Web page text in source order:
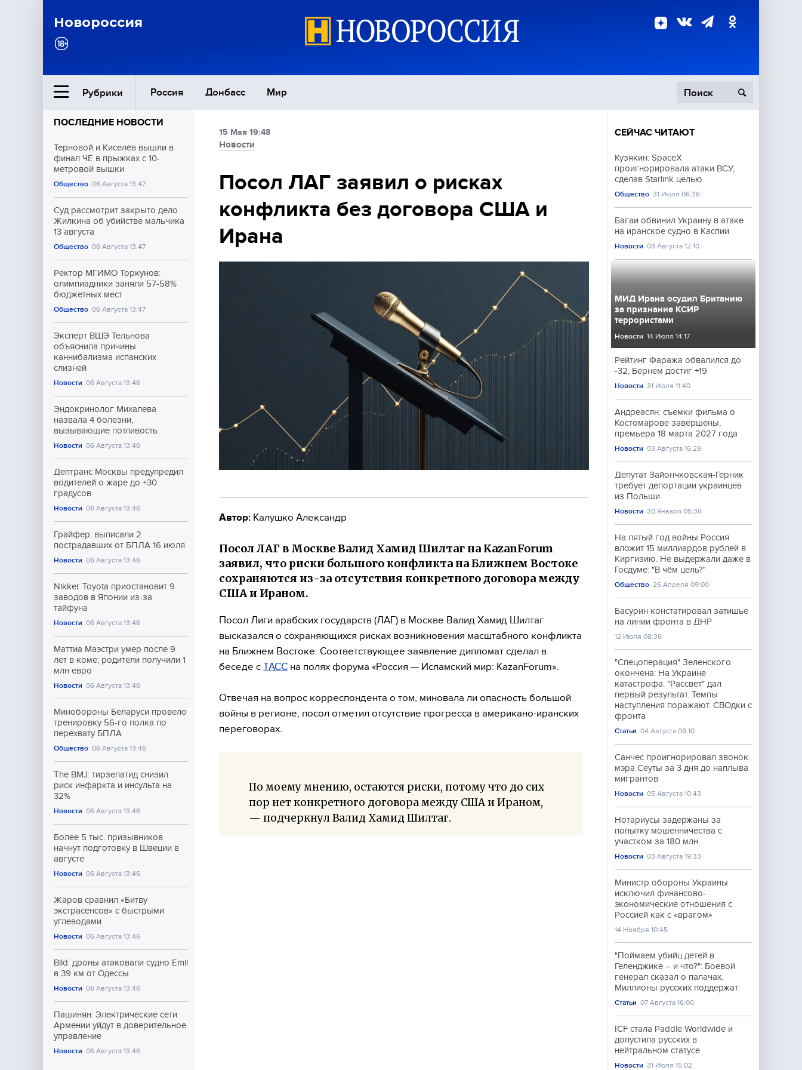
Новороссия
Рубрики Россия Донбасс Мир
Ближний Восток
Общество
Экономика
Происшествия
Культура
Спорт
ПОСЛЕДНИЕ НОВОСТИ
Терновой и Киселёв вышли в
финал ЧЕ в прыжках с 10-
метровой вышки
Общество 06 Августа 13:47
Суд рассмотрит закрыто дело
Жилкина об убийстве мальчика
13 августа
Общество 06 Августа 13:47
Ректор МГИМО Торкунов:
олимпиадники заняли 57-58%
бюджетных мест
Общество 06 Августа 13:47
Эксперт ВШЭ Тельнова
объяснила причины
каннибализма испанских
слизней
Новости 06 Августа 13:46
Эндокринолог Михалева
назвала 4 болезни,
вызывающие потливость
Новости 06 Августа 13:46
Дептранс Москвы предупредил
водителей о жаре до +30
градусов
Новости 06 Августа 13:46
Грайфер: выписали 2
пострадавших от БПЛА 16 июля
Новости 06 Августа 13:46
Nikkei: Toyota приостановит 9
заводов в Японии из-за
тайфуна
Новости 06 Августа 13:46
Маттиа Маэстри умер после 9
лет в коме; родители получили 1
млн евро
Новости 06 Августа 13:46
Минобороны Беларуси провело
тренировку 56-го полка по
перехвату БПЛА
Общество 06 Августа 13:46
The BMJ: тирзепатид снизил
риск инфаркта и инсульта на
32%
Новости 06 Августа 13:46
Более 5 тыс. призывников
начнут подготовку в Швеции в
августе
Новости 06 Августа 13:46
Жаров сравнил «Битву
экстрасенсов» с быстрыми
углеводами
Новости 06 Августа 13:46
Bild: дроны атаковали судно Emil
в 39 км от Одессы
Новости 06 Августа 13:46
Пашинян: Электрические сети
Армении уйдут в доверительное
управление
Новости 06 Августа 13:46
15 Мая 19:48
Новости
Посол ЛАГ заявил о рисках
конфликта без договора США и
Ирана
Автор: Калушко Александр
Посол ЛАГ в Москве Валид Хамид Шилтаг на KazanForum
заявил, что риски большого конфликта на Ближнем Востоке
сохраняются из-за отсутствия конкретного договора между
США и Ираном.
Посол Лиги арабских государств (ЛАГ) в Москве Валид Хамид Шилтаг
высказался о сохраняющихся рисках возникновения масштабного конфликта
на Ближнем Востоке. Соответствующее заявление дипломат сделал в
беседе с ТАСС на полях форума «Россия — Исламский мир: KazanForum».
Отвечая на вопрос корреспондента о том, миновала ли опасность большой
войны в регионе, посол отметил отсутствие прогресса в американо-иранских
переговорах.
По моему мнению, остаются риски, потому что до сих
пор нет конкретного договора между США и Ираном,
— подчеркнул Валид Хамид Шилтаг.
СЕЙЧАС ЧИТАЮТ
Кузякин: SpaceX
проигнорировала атаки ВСУ,
сделав Starlink целью
Общество 31 Июля 06:36
Багаи обвинил Украину в атаке
на иранское судно в Каспии
Новости 03 Августа 12:10
МИД Ирана осудил Британию
за признание КСИР
террористами
Новости 14 Июля 14:17
Рейтинг Фаража обвалился до
-32, Бернем достиг +19
Новости 31 Июля 11:40
Андреасян: съемки фильма о
Костомарове завершены,
премьера 18 марта 2027 года
Новости 03 Августа 16:29
Депутат Зайончковская-Герник
требует депортации украинцев
из Польши
Новости 30 Января 05:36
На пятый год войны Россия
вложит 15 миллиардов рублей в
Киргизию. Не выдержали даже в
Госдуме: "В чём цель?"
Общество 26 Апреля 09:00
Басурин констатировал затишье
на линии фронта в ДНР
12 Июля 08:36
"Спецоперация" Зеленского
окончена: На Украине
катастрофа. "Рассвет" дал
первый результат. Темпы
наступления поражают. СВОдки с
фронта
Статьи 04 Августа 09:10
Санчес проигнорировал звонок
мэра Сеуты за 3 дня до наплыва
мигрантов
Новости 05 Августа 10:43
Нотариусы задержаны за
попытку мошенничества с
участком за 180 млн
Новости 03 Августа 19:33
Министр обороны Украины
исключил финансово-
экономические отношения с
Россией как с «врагом»
14 Ноября 10:45
"Поймаем убийц детей в
Геленджике – и что?": Боевой
генерал сказал о палачах.
Миллионы русских поддержат
Статьи 07 Августа 16:00
ICF стала Paddle Worldwide и
допустила русских в
нейтральном статусе
Новости 31 Июля 15:02